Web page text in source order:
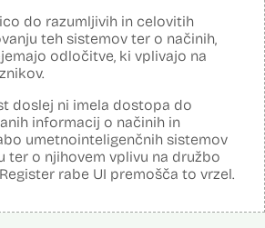
do razumljivih in celovitih
teh sistemov ter o načinih,
odločitve, ki vplivajo na
doslej ni imela dostopa do
informacij o načinih in
umetnointeligenčnih sistemov
ter o njihovem vplivu na družbo
rabe UI premošča to vrzel.